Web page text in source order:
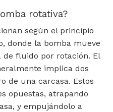
rotativa?
según el principio
donde la bomba mueve
fluido por rotación. El
implica dos
de una carcasa. Estos
opuestas, atrapando
y empujándolo a